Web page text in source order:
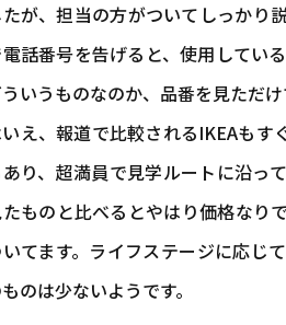
が、担当の方がついてしっかり
話番号を告げると、使用してい
いうものなのか、品番を見ただ
いえ、報道で比較されるIKEAも
あり、超満員で見学ルートに沿っ
ものと比べるとやはり価格なり
てます。ライフステージに応じ
のは少ないようです。